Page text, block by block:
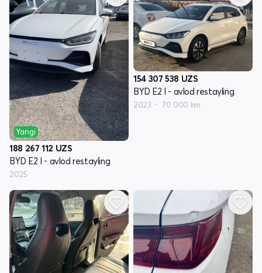
Yangi
188 267 112 UZS
BYD E2 I - avlod restayling
2025
154 307 538 UZS
BYD E2 I - avlod restayling
2023 70 000 km